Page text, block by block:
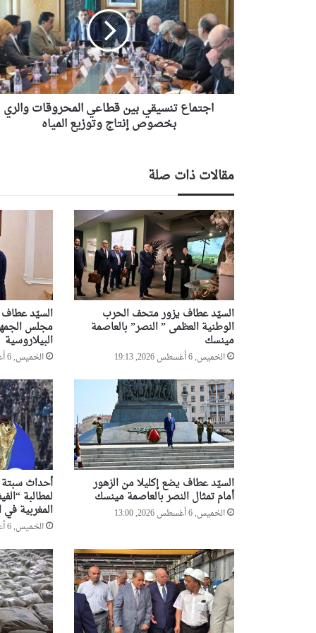
قطاعي
المحروقات
والري
بخصوص
إنتاج
وتوزيع
اجتماع تنسيقي بين قطاعي المحروقات والري
بخصوص إنتاج وتوزيع المياه
مقالات ذات صلة
السيّد عطاف يزور متحف الحرب
الوطنية العظمى ” النصر” بالعاصمة
مينسك
الخميس, 6 أغسطس 2026, 19:13
السيّد
مجلس
البيلاروسية
الخميس, 6 أغسطس 2026, 18:55
السيّد عطاف يضع إكليلا من الزهور
أمام تمثال النصر بالعاصمة مينسك
الخميس, 6 أغسطس 2026, 13:00
أحداث سبتة
لمطالبة
المغربية في
الخميس, 6 أغسطس 2026, 12:47